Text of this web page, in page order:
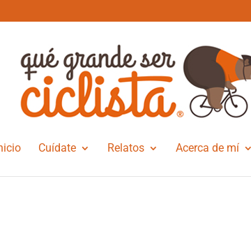
Cuídate Relatos Acerca de mí